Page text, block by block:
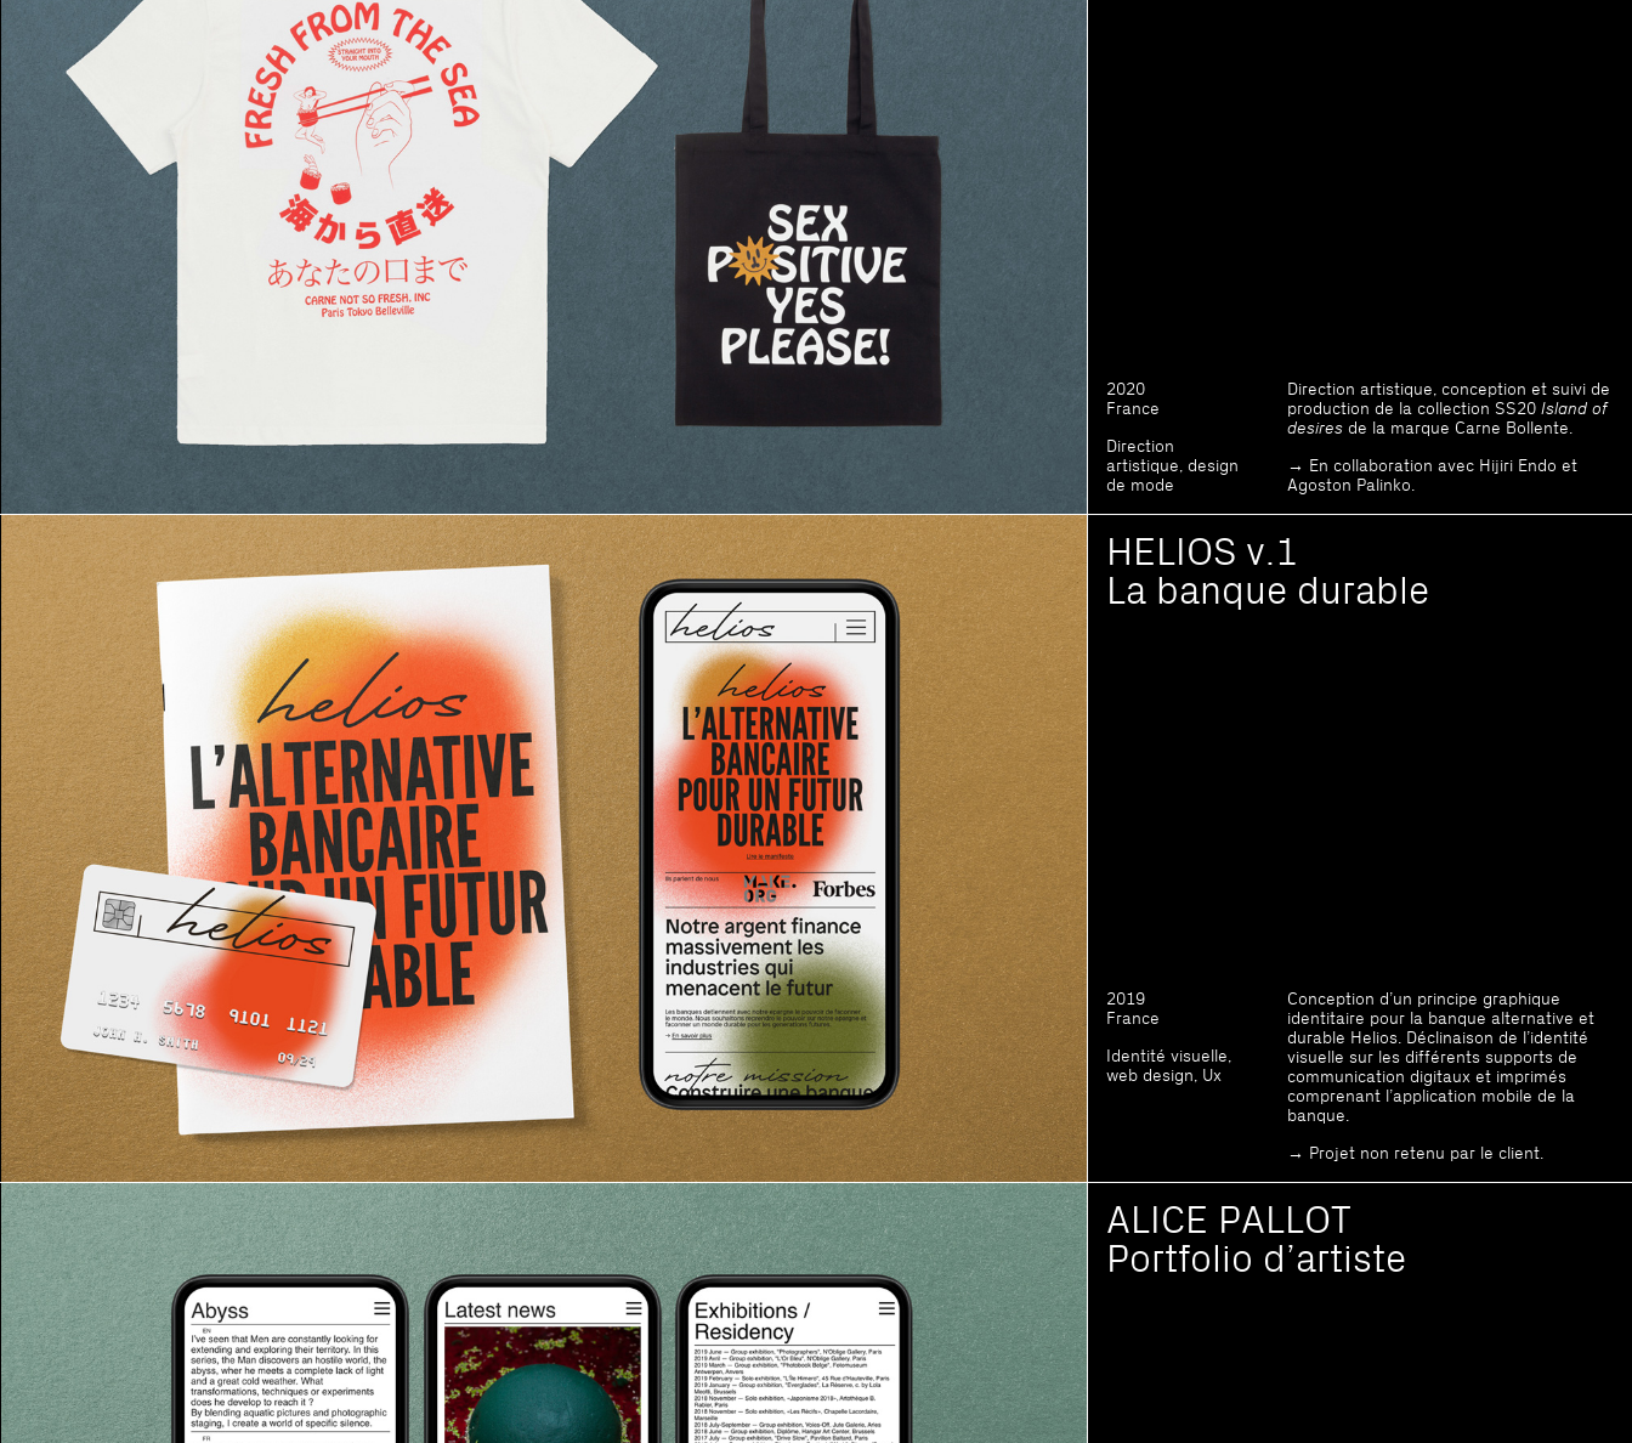
2020
France
Direction
artistique, design
de mode
Direction artistique, conception et suivi de
production de la collection SS20Island of
desires de la marque Carne Bollente.
→ En collaboration avec Hijiri Endo et
Agoston Palinko.
HELIOS v.1
La banque durable
2019
France
Identité visuelle,
web design, Ux
Conception d’un principe graphique
identitaire pour la banque alternative et
durable Helios. Déclinaison de l’identité
visuelle sur les différents supports de
communication digitaux et imprimés
comprenant l’application mobile de la
banque.
→ Projet non retenu par le client.
ALICE PALLOT
Portfolio d’artiste